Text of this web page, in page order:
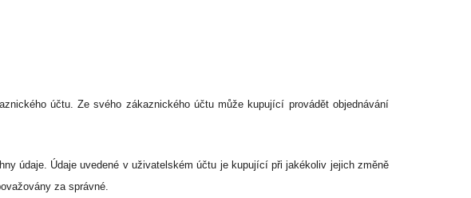
účtu. Ze svého zákaznického účtu může kupující provádět objednávání
údaje. Údaje uvedené v uživatelském účtu je kupující při jakékoliv jejich změně
za správné.